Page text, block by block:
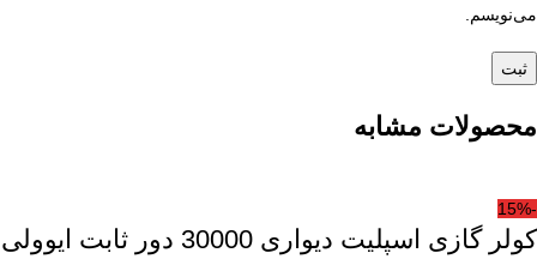
می‌نویسم.
محصولات مشابه
-15%
کولر گازی اسپلیت دیواری 30000 دور ثابت ایوولی